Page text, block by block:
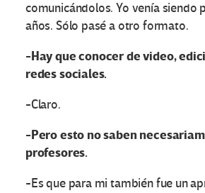
comunicándolos. Yo venía siendo
años. Sólo pasé a otro formato.
-Hay que conocer de video,
redes sociales.
-Claro.
-Pero esto no saben
profesores.
-Es que para mi también fue un